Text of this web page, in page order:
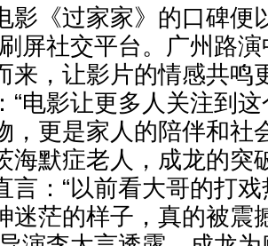
影《过家家》的口碑便
屏社交平台。广州路
来，让影片的情感共鸣
“电影让更多人关注到
，更是家人的陪伴和社
海默症老人，成龙的突
言：“以前看大哥的打
迷茫的样子，真的被震